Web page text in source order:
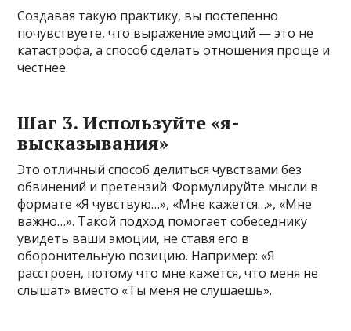
Создавая такую практику, вы постепенно
почувствуете, что выражение эмоций — это не
катастрофа, а способ сделать отношения проще и
честнее.
Шаг 3. Используйте «я-
высказывания»
Это отличный способ делиться чувствами без
обвинений и претензий. Формулируйте мысли в
формате «Я чувствую…», «Мне кажется…», «Мне
важно…». Такой подход помогает собеседнику
увидеть ваши эмоции, не ставя его в
оборонительную позицию. Например: «Я
расстроен, потому что мне кажется, что меня не
слышат» вместо «Ты меня не слушаешь».